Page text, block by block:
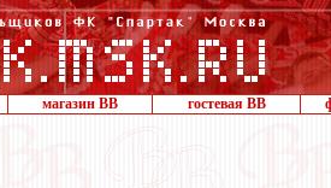
магазин ВВ гостевая ВВ